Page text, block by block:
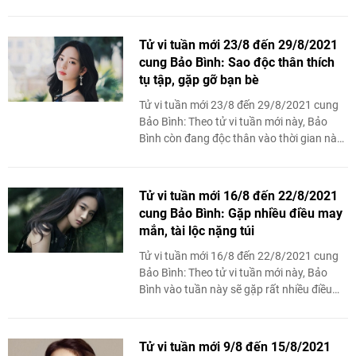
Tử vi tuần mới 23/8 đến 29/8/2021
cung Bảo Bình: Sao độc thân thích
tụ tập, gặp gỡ bạn bè
Tử vi tuần mới 23/8 đến 29/8/2021 cung
Bảo Bình: Theo tử vi tuần mới này, Bảo
Bình còn đang độc thân vào thời gian này
Tử vi tuần mới 16/8 đến 22/8/2021
cung Bảo Bình: Gặp nhiều điều may
mắn, tài lộc nặng túi
Tử vi tuần mới 16/8 đến 22/8/2021 cung
Bảo Bình: Theo tử vi tuần mới này, Bảo
Bình vào tuần này sẽ gặp rất nhiều điều
Tử vi tuần mới 9/8 đến 15/8/2021